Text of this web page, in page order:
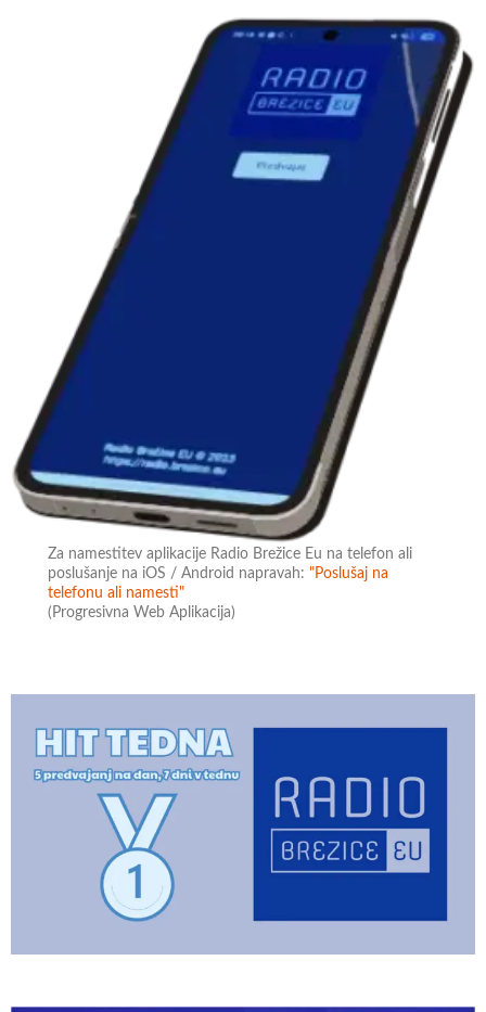
Za namestitev aplikacije Radio Brežice Eu na telefon ali
poslušanje na iOS / Android napravah:"Poslušaj na
telefonu ali namesti"
(Progresivna Web Aplikacija)